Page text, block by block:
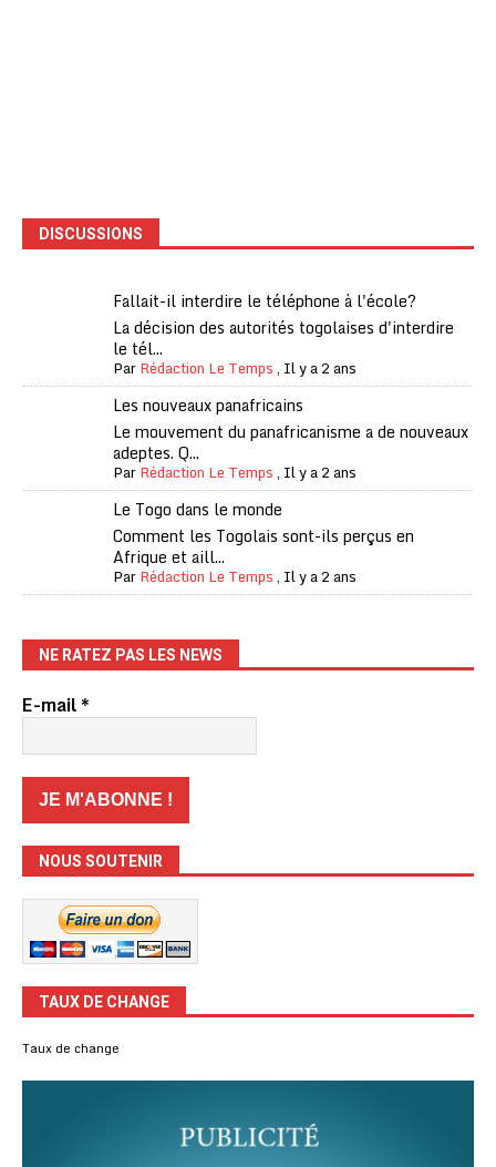
DISCUSSIONS
Fallait-il interdire le téléphone à l'école?
La décision des autorités togolaises d'interdire
le tél...
ParRédaction Le Temps, Il y a 2 ans
Les nouveaux panafricains
Le mouvement du panafricanisme a de nouveaux
adeptes. Q...
ParRédaction Le Temps, Il y a 2 ans
Le Togo dans le monde
Comment les Togolais sont-ils perçus en
Afrique et aill...
ParRédaction Le Temps, Il y a 2 ans
NE RATEZ PAS LES NEWS
E-mail*
NOUS SOUTENIR
TAUX DE CHANGE
Taux de change